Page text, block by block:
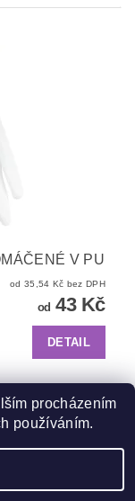
V PU
od 35,54 Kč bez DPH
od 43 Kč
DETAIL
cookies
procházením
používáním.